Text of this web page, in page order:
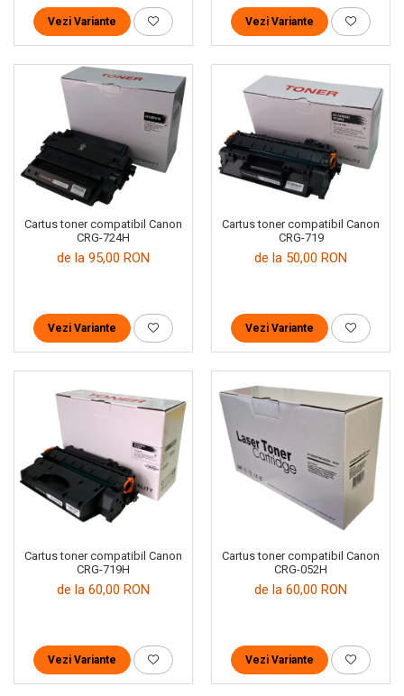
Vezi Variante Vezi Variante
Cartus toner compatibil Canon
CRG-724H
de la 95,00 RON
Vezi Variante
Cartus toner compatibil Canon
CRG-719
de la 50,00 RON
Vezi Variante
Cartus toner compatibil Canon
CRG-719H
de la 60,00 RON
Vezi Variante
Cartus toner compatibil Canon
CRG-052H
de la 60,00 RON
Vezi Variante